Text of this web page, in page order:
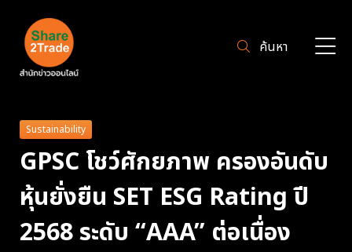
ค้นหา
Sustainability
GPSC โชว์ศักยภาพ ครองอันดับ
หุ้นยั่งยืน SET ESG Rating ปี
2568 ระดับ “AAA” ต่อเนื่อง